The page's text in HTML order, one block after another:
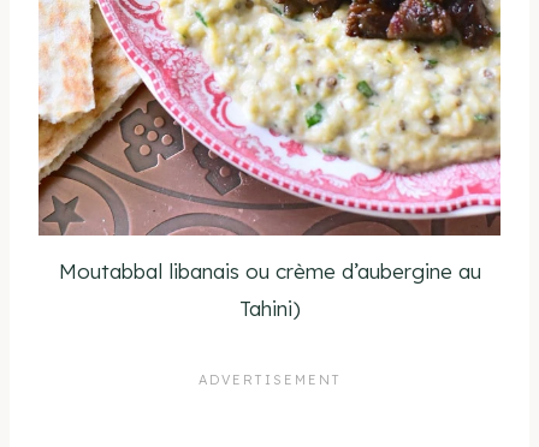
Moutabbal libanais ou crème d’aubergine au
Tahini)